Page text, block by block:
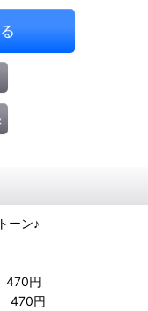
ーン♪
470円
円